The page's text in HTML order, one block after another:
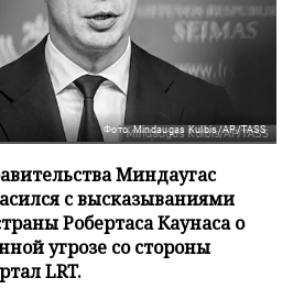
Фото: Mindaugas Kulbis/AP/TASS
Миндаугас
с высказываниями
Робертаса Каунаса о
угрозе со стороны
LRT.